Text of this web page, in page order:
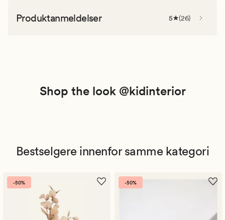
Produktanmeldelser 5 (26)
Shop the look @kidinterior
Bestselgere innenfor samme kategori
-50% -50%